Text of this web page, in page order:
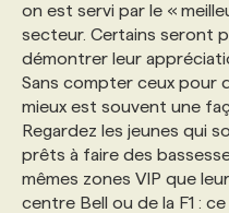
on est servi par le «
secteur. Certains seront
démontrer leur
Sans compter ceux pour
mieux est souvent une
Regardez les jeunes qui
prêts à faire des
mêmes zones VIP que
centre Bell ou de la F1 :